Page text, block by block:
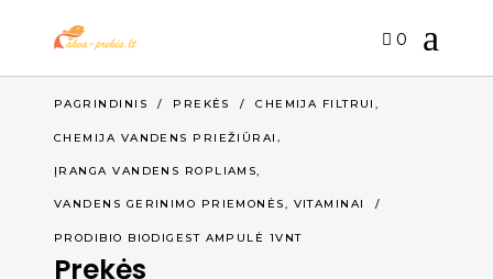
0
PAGRINDINIS / PREKĖS /CHEMIJA FILTRUI ,
CHEMIJA VANDENS PRIEŽIŪRAI ,
ĮRANGA VANDENS ROPLIAMS,
VANDENS GERINIMO PRIEMONĖS, VITAMINAI /
PRODIBIO BIODIGEST AMPULĖ 1VNT
Prekės